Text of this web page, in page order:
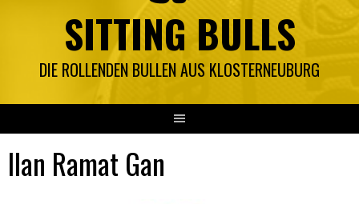
SITTING BULLS
DIE ROLLENDEN BULLEN AUS KLOSTERNEUBURG
Ilan Ramat Gan